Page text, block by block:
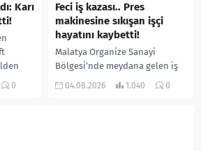
Karı
0
Feci iş kazası.. Pres
makinesine sıkışan işçi
hayatını kaybetti!
Malatya Organize Sanayi
Bölgesi’nde meydana gelen iş
kazasında, pres makinesine
04.08.2026 1.040 0